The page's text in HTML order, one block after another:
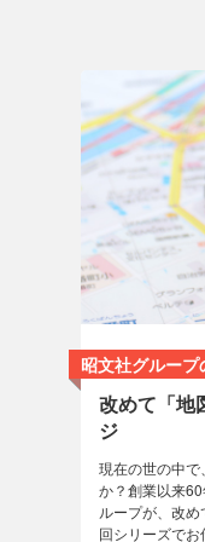
こだわり
コラム
トリビア
使い方
昭文社グルー
改めて「地
ジ
現在の世の中
か？創業以来
ループが、改
回シリーズでお